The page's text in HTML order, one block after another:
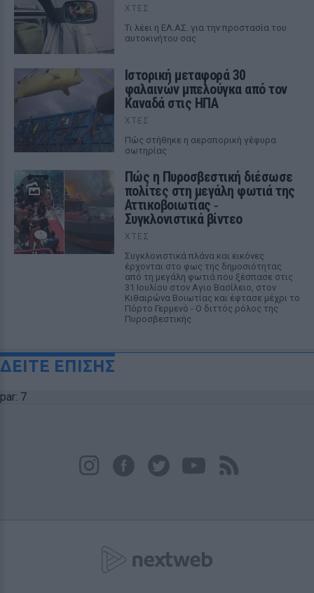
ΧΤΕΣ
Tι λέει η ΕΛ.ΑΣ. για την προστασία του
αυτοκινήτου σας
Ιστορική μεταφορά 30
φαλαινών μπελούγκα από τον
Καναδά στις ΗΠΑ
ΧΤΕΣ
Πώς στήθηκε η αεροπορική γέφυρα
σωτηρίας
Πώς η Πυροσβεστική διέσωσε
πολίτες στη μεγάλη φωτιά της
Αττικοβοιωτίας ‑
Συγκλονιστικά βίντεο
ΧΤΕΣ
Συγκλονιστικά πλάνα και εικόνες
έρχονται στο φως της δημοσιότητας
από τη μεγάλη φωτιά που ξέσπασε στις
31 Ιουλίου στον Αγιο Βασίλειο, στον
Κιθαιρώνα Βοιωτίας και έφτασε μέχρι το
Πόρτο Γερμενό - Ο διττός ρόλος της
Πυροσβεστικής
ΔΕΙΤΕ ΕΠΙΣΗΣ
par: 7